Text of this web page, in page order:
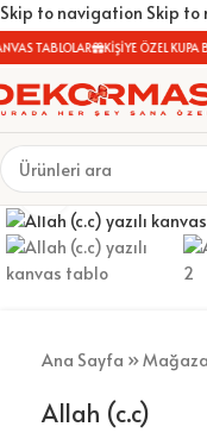
Skip to navigation Skip to
TABLOLAR KİŞİYE ÖZEL KUPA
Büyütmek için
Ana Sayfa »Mağaza
Allah (c.c)